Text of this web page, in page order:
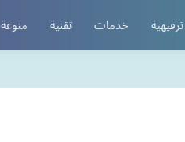
ترفيهية خدمات تقنية منوعة